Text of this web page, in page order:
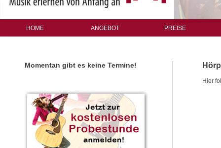
Momentan gibt es keine Termine!
Hier
HOME ANGEBOT PREISE